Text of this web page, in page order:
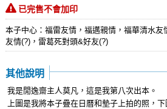
已完售不會加印
本子中心：福雷友情，福邁親情，福華清水
友情(?)，雷葛死對頭&好友(?)
其他說明
我是閒逸齋主人莫凡，這是我第八次出本。
上圖是我將本子疊在日曆和墊子上拍的照，